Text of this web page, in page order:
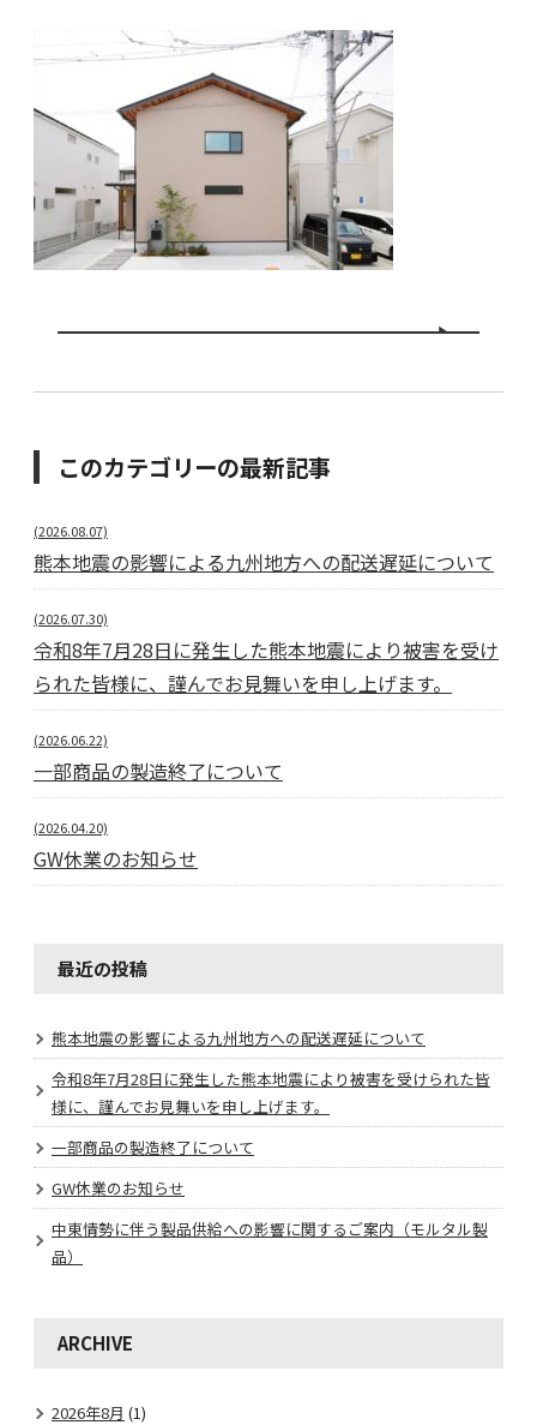
このカテゴリーの最新記事
(2026.08.07)
熊本地震の影響による九州地方への配送遅延について
(2026.07.30)
令和8年7月28日に発生した熊本地震により被害を受け
られた皆様に、謹んでお見舞いを申し上げます。
(2026.06.22)
一部商品の製造終了について
(2026.04.20)
GW休業のお知らせ
最近の投稿
熊本地震の影響による九州地方への配送遅延について
令和8年7月28日に発生した熊本地震により被害を受けられた皆
様に、謹んでお見舞いを申し上げます。
一部商品の製造終了について
GW休業のお知らせ
中東情勢に伴う製品供給への影響に関するご案内（モルタル製
品）
ARCHIVE
2026年8月 (1)